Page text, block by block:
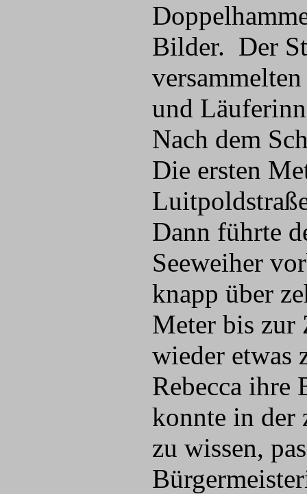
Bilder. Der
und
Nach dem
Die ersten
Dann führte
Seeweiher
knapp über
Meter bis zur
wieder etwas
Rebecca ihre
konnte in der
zu wissen,